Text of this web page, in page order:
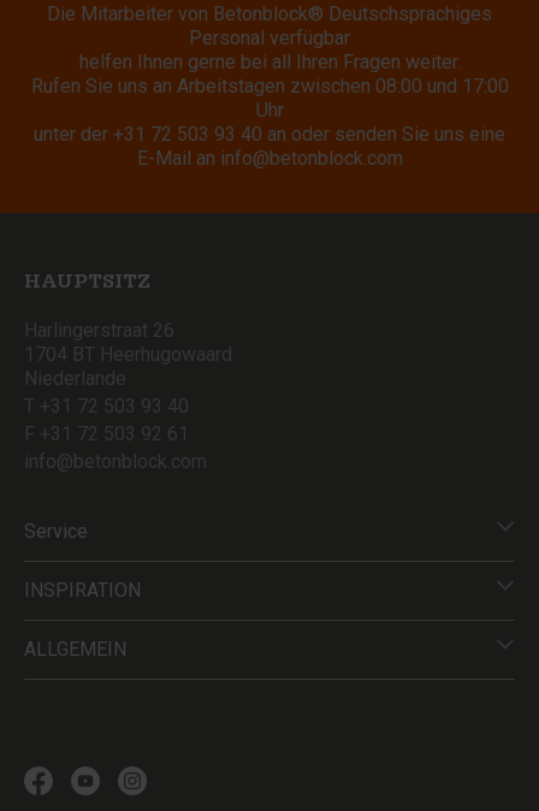
Die Mitarbeiter von Betonblock® Deutschsprachiges
Personal verfügbar
helfen Ihnen gerne bei all Ihren Fragen weiter.
Rufen Sie uns an Arbeitstagen zwischen 08:00 und 17:00
Uhr
unter der +31 72 503 93 40 an oder senden Sie uns eine
E-Mail an info@betonblock.com
HAUPTSITZ
Harlingerstraat 26
1704 BT Heerhugowaard
Niederlande
T +31 72 503 93 40
F +31 72 503 92 61
info@betonblock.com
Service
INSPIRATION
ALLGEMEIN